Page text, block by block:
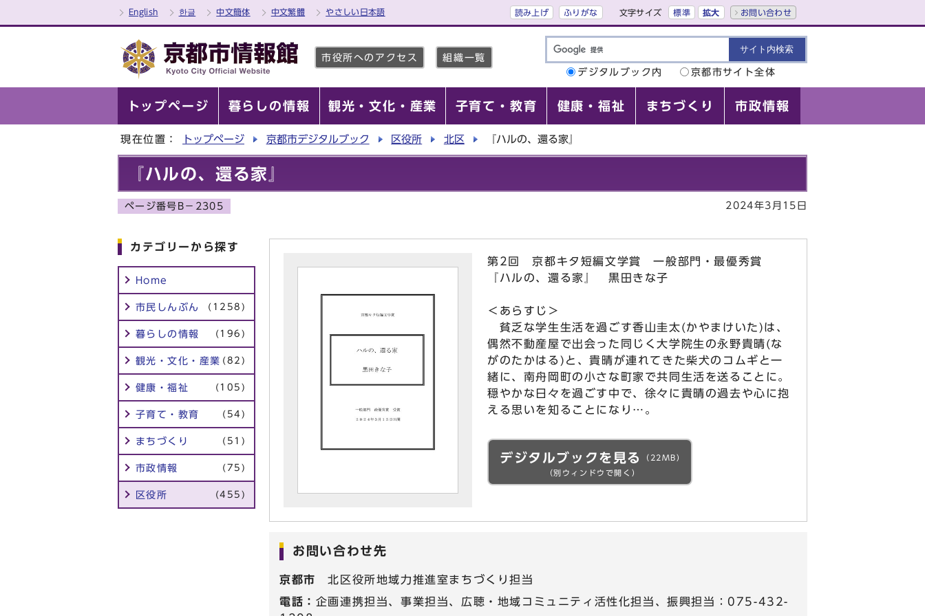
English 한글 中文簡体 中文繁體 やさしい日本語 読み上げ ふりがな 文字サイズ 標準 拡大 お問い合わせ
市役所へのアクセス
組織一覧
デジタルブック内
京都市サイト全体
トップページ 暮らしの情報 観光・文化・産業 子育て・教育 健康・福祉 まちづくり 市政情報
現在位置： トップページ 京都市デジタルブック 区役所 北区 『ハルの、還る家』
『ハルの、還る家』
ページ番号B－2305 2024年3月15日
カテゴリーから探す
Home
市民しんぶん (1258)
暮らしの情報 (196)
観光・文化・産業 (82)
健康・福祉 (105)
子育て・教育 (54)
まちづくり (51)
市政情報 (75)
区役所 (455)
第2回 京都キタ短編文学賞 一般部門・最優秀賞
『ハルの、還る家』 黒田きな子
＜あらすじ＞
貧乏な学生生活を過ごす香山圭太(かやまけいた)は、
偶然不動産屋で出会った同じく大学院生の永野貴晴(な
がのたかはる)と、貴晴が連れてきた柴犬のコムギと一
緒に、南舟岡町の小さな町家で共同生活を送ることに。
穏やかな日々を過ごす中で、徐々に貴晴の過去や心に抱
える思いを知ることになり…。
デジタルブックを見る
（22MB）
（別ウィンドウで開く）
お問い合わせ先
京都市
北区役所地域力推進室まちづくり担当
電話： 企画連携担当、事業担当、広聴・地域コミュニティ活性化担当、振興担当：075-432-